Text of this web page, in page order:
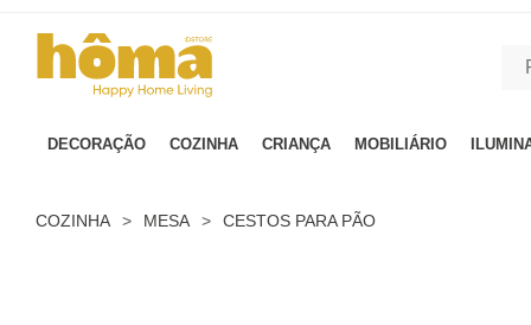
DECORAÇÃO COZINHA CRIANÇA MOBILIÁRIO
COZINHA > MESA > CESTOS PARA PÃO